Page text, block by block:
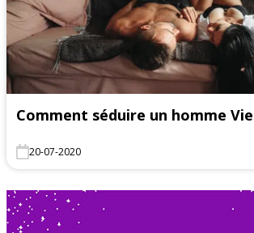
Comment séduire un homme
20-07-2020